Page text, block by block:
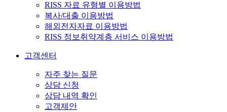
RISS 자료 유형별 이용방법
복사/대출 이용방법
해외전자자료 이용방법
RISS 정보취약계층 서비스 이용방법
고객센터
자주 찾는 질문
상담 신청
상담 내역 확인
고객제안